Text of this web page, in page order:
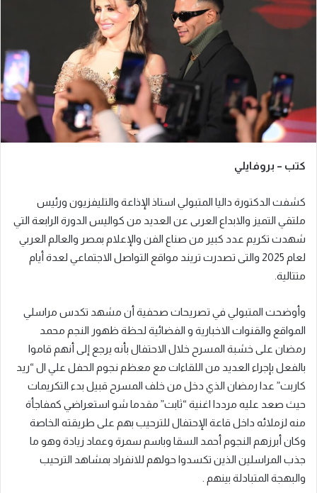
إ
ل
ك
و
ي
ا
كتب – بروفايلي
كشفت الدكتورة داليا المتبولي استاذ الإذاعة والتليفزيون ورئيس
ملتقي التميز والابداع العربى عن العديد من كواليس الدورة الرابعة التي
شهدت تكريم عدد كبير من صناع الفن والإعلام بمصر والعالم العربي
لعام 2025 والتى تصدرت تريند مواقع التواصل الاجتماعي لعدة أيام
متتالية.
وأوضحت المتبولي في تصريحات صحفية أن مشهد تكدس مراسلي
المواقع والقنوات الاخبارية و الفضائية لحظة ظهور النجم محمد
رمضان على خشبة المسرح خلال الاحتفال بأنه يرجع إلى أنهم قاموا
بالفعل بإجراء العديد من اللقاءات مع معظم نجوم الحفل علي ال “ريد
كاربت” عدا رمضان الذي دخل من خلف المسرح قبيل بدء التكريمات
حيث صعد عليه مرددا اغنية “ثابت” مقدما شو استعراضي كمفاجأة
منه لزملائه داخل قاعة الإحتفال للترحيب بهم على طريقته الخاصة
وكان أبرزهم النجوم أحمد السقا وباسم سمرة وعماد زيادة وهو ما
جذب المراسلين الذين تكسدوا حولهم للانفراد بمشاهد الترحيب
والبهجة المتبادلة بينهم .